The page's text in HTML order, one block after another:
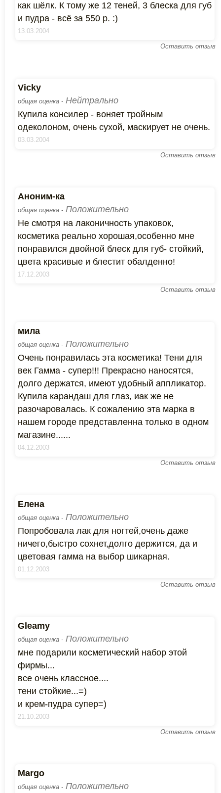
как шёлк. К тому же 12 теней, 3 блеска для губ
и пудра - всё за 550 р. :)
13.03.2004
Оставить отзыв
Vicky
общая оценка - Нейтрально
Купила консилер - воняет тройным
одеколоном, очень сухой, маскирует не очень.
03.03.2004
Оставить отзыв
Аноним-ка
общая оценка - Положительно
Не смотря на лаконичность упаковок,
косметика реально хорошая,особенно мне
понравился двойной блеск для губ- стойкий,
цвета красивые и блестит обалденно!
17.12.2003
Оставить отзыв
мила
общая оценка - Положительно
Очень понравилась эта косметика! Тени для
век Гамма - супер!!! Прекрасно наносятся,
долго держатся, имеют удобный аппликатор.
Купила карандаш для глаз, иак же не
разочаровалась. К сожалению эта марка в
нашем городе представленна только в одном
магазине......
04.12.2003
Оставить отзыв
Елена
общая оценка - Положительно
Попробовала лак для ногтей,очень даже
ничего,быстро сохнет,долго держится, да и
цветовая гамма на выбор шикарная.
01.12.2003
Оставить отзыв
Gleamy
общая оценка - Положительно
мне подарили косметический набор этой
фирмы...
все очень классное....
тени стойкие...=)
и крем-пудра супер=)
21.10.2003
Оставить отзыв
Margo
общая оценка - Положительно